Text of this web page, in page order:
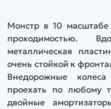
Монстр в 10 масштабе
проходимостью.
металлическая
очень стойкой к
Внедорожные
проехать по любому
двойные